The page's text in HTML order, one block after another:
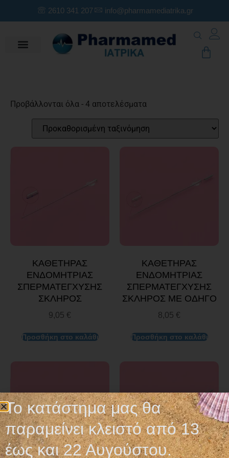
2610 341 207 info@pharmamediatrika.gr
Προβάλλονται όλα - 4 αποτελέσματα
ΚΑΘΕΤΗΡΑΣ
ΕΝΔΟΜΗΤΡΙΑΣ
ΣΠΕΡΜΑΤΕΓΧΥΣΗΣ
ΣΚΛΗΡΟΣ
9,05 €
Προσθήκη στο καλάθι
ΚΑΘΕΤΗΡΑΣ
ΕΝΔΟΜΗΤΡΙΑΣ
ΣΠΕΡΜΑΤΕΓΧΥΣΗΣ
ΣΚΛΗΡΟΣ ΜΕ ΟΔΗΓΟ
8,05 €
Προσθήκη στο καλάθι
Το κατάστημα μας θα
παραμείνει κλειστό από 13
έως και 22 Αυγούστου.